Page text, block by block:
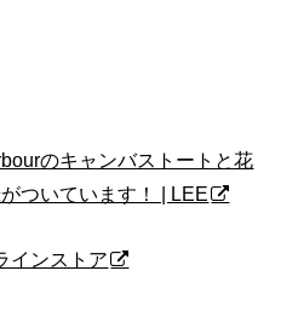
のキャンバストートと花
ついています！ | LEE
インストア